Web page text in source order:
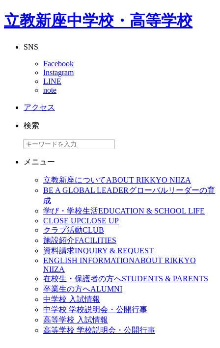
立教新座中学校・高等学校
SNS
Facebook
Instagram
LINE
note
アクセス
検索
メニュー
立教新座についてABOUT RIKKYO NIIZA
BE A GLOBAL LEADERグローバルリーダーの育
成
学び・学校生活EDUCATION & SCHOOL LIFE
CLOSE UPCLOSE UP
クラブ活動CLUB
施設紹介FACILITIES
資料請求INQUIRY & REQUEST
ENGLISH INFORMATIONABOUT RIKKYO
NIIZA
在校生・保護者の方へSTUDENTS & PARENTS
卒業生の方へALUMNI
中学校 入試情報
中学校 学校説明会・公開行事
高等学校 入試情報
高等学校 学校説明会・公開行事